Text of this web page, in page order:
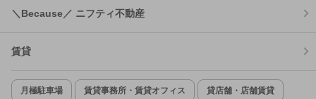
＼Because／ ニフティ不動産
賃貸
月極駐車場 賃貸事務所・賃貸オフィス 貸店舗・店舗賃貸